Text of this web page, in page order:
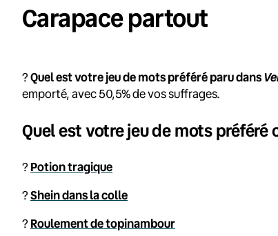
Carapace partout
?️Quel est votre jeu de mots préféré paru dans
emporté, avec 50,5% de vos suffrages.
Quel est votre jeu de mots préféré
? Potion tragique
?Shein dans la colle
? Roulement de topinambour